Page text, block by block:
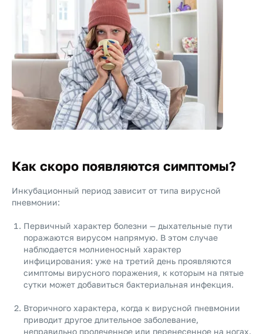
Как скоро появляются симптомы?
Инкубационный период зависит от типа вирусной
пневмонии:
Первичный характер болезни — дыхательные пути
поражаются вирусом напрямую. В этом случае
наблюдается молниеносный характер
инфицирования: уже на третий день проявляются
симптомы вирусного поражения, к которым на пятые
сутки может добавиться бактериальная инфекция.
Вторичного характера, когда к вирусной пневмонии
приводит другое длительное заболевание,
неправильно пролеченное или перенесенное на ногах.